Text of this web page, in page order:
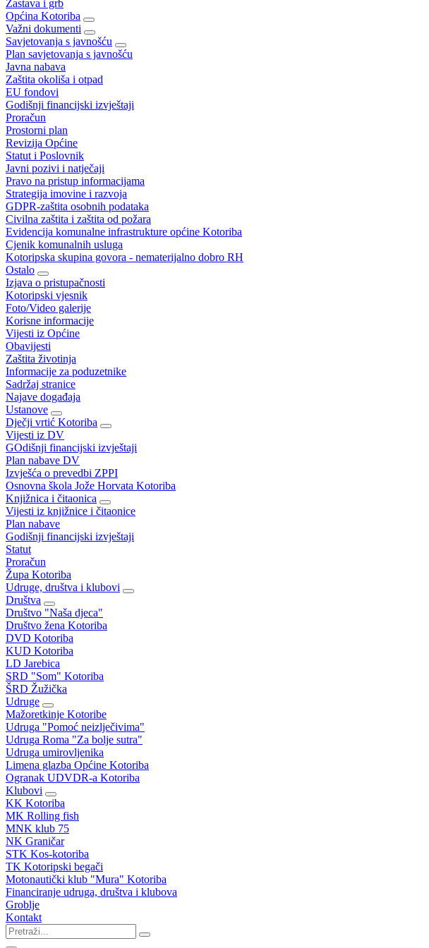
Zastava i grb
Općina Kotoriba
Važni dokumenti
Savjetovanja s javnošću
Plan savjetovanja s javnošću
Javna nabava
Zaštita okoliša i otpad
EU fondovi
Godišnji financijski izvještaji
Proračun
Prostorni plan
Revizija Općine
Statut i Poslovnik
Javni pozivi i natječaji
Pravo na pristup informacijama
Strategija imovine i razvoja
GDPR-zaštita osobnih podataka
Civilna zaštita i zaštita od požara
Evidencija komunalne infrastrukture općine Kotoriba
Cjenik komunalnih usluga
Kotoripska skupina govora - nematerijalno dobro RH
Ostalo
Izjava o pristupačnosti
Kotoripski vjesnik
Foto/Video galerije
Korisne informacije
Vijesti iz Općine
Obavijesti
Zaštita životinja
Informacije za poduzetnike
Sadržaj stranice
Najave događaja
Ustanove
Dječji vrtić Kotoriba
Vijesti iz DV
GOdišnji financijski izvještaji
Plan nabave DV
Izvješća o prevedbi ZPPI
Osnovna škola Jože Horvata Kotoriba
Knjižnica i čitaonica
Vijesti iz knjižnice i čitaonice
Plan nabave
Godišnji financijski izvještaji
Statut
Proračun
Župa Kotoriba
Udruge, društva i klubovi
Društva
Društvo "Naša djeca"
Društvo žena Kotoriba
DVD Kotoriba
KUD Kotoriba
LD Jarebica
SRD "Som" Kotoriba
ŠRD Žužička
Udruge
Mažoretkinje Kotoribe
Udruga "Pomoć neizlječivima"
Udruga Roma "Za bolje sutra"
Udruga umirovljenika
Limena glazba Općine Kotoriba
Ogranak UDVDR-a Kotoriba
Klubovi
KK Kotoriba
MK Rolling fish
MNK klub 75
NK Graničar
STK Kos-kotoriba
TK Kotoripski begači
Motonautički klub "Mura" Kotoriba
Financiranje udruga, društva i klubova
Groblje
Kontakt